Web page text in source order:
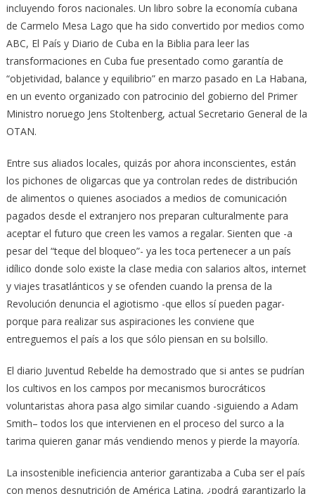
incluyendo foros nacionales. Un libro sobre la economía cubana
de Carmelo Mesa Lago que ha sido convertido por medios como
ABC, El País y Diario de Cuba en la Biblia para leer las
transformaciones en Cuba fue presentado como garantía de
“objetividad, balance y equilibrio” en marzo pasado en La Habana,
en un evento organizado con patrocinio del gobierno del Primer
Ministro noruego Jens Stoltenberg, actual Secretario General de la
OTAN.
Entre sus aliados locales, quizás por ahora inconscientes, están
los pichones de oligarcas que ya controlan redes de distribución
de alimentos o quienes asociados a medios de comunicación
pagados desde el extranjero nos preparan culturalmente para
aceptar el futuro que creen les vamos a regalar. Sienten que -a
pesar del “teque del bloqueo”- ya les toca pertenecer a un país
idílico donde solo existe la clase media con salarios altos, internet
y viajes trasatlánticos y se ofenden cuando la prensa de la
Revolución denuncia el agiotismo -que ellos sí pueden pagar-
porque para realizar sus aspiraciones les conviene que
entreguemos el país a los que sólo piensan en su bolsillo.
El diario Juventud Rebelde ha demostrado que si antes se pudrían
los cultivos en los campos por mecanismos burocráticos
voluntaristas ahora pasa algo similar cuando -siguiendo a Adam
Smith– todos los que intervienen en el proceso del surco a la
tarima quieren ganar más vendiendo menos y pierde la mayoría.
La insostenible ineficiencia anterior garantizaba a Cuba ser el país
con menos desnutrición de América Latina, ¿podrá garantizarlo la